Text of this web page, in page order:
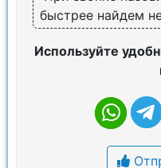
быстрее найдем
Используйте